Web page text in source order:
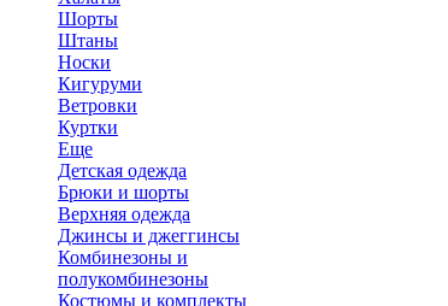
Шорты
Штаны
Носки
Кигуруми
Ветровки
Куртки
Еще
Детская одежда
Брюки и шорты
Верхняя одежда
Джинсы и джеггинсы
Комбинезоны и
полукомбинезоны
Костюмы и комплекты